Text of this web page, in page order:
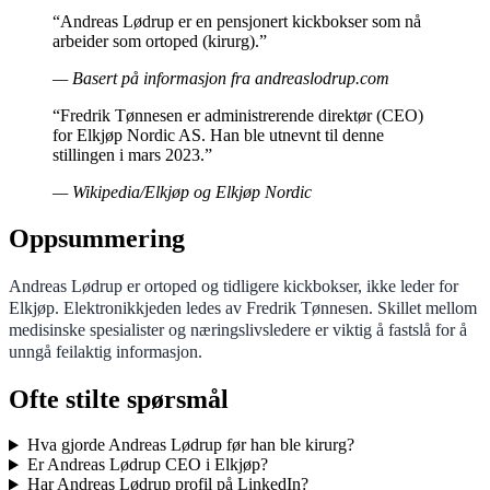
“Andreas Lødrup er en pensjonert kickbokser som nå
arbeider som ortoped (kirurg).”
— Basert på informasjon fra andreaslodrup.com
“Fredrik Tønnesen er administrerende direktør (CEO)
for Elkjøp Nordic AS. Han ble utnevnt til denne
stillingen i mars 2023.”
— Wikipedia/Elkjøp og Elkjøp Nordic
Oppsummering
Andreas Lødrup er ortoped og tidligere kickbokser, ikke leder for
Elkjøp. Elektronikkjeden ledes av Fredrik Tønnesen. Skillet mellom
medisinske spesialister og næringslivsledere er viktig å fastslå for å
unngå feilaktig informasjon.
Ofte stilte spørsmål
Hva gjorde Andreas Lødrup før han ble kirurg?
Er Andreas Lødrup CEO i Elkjøp?
Har Andreas Lødrup profil på LinkedIn?